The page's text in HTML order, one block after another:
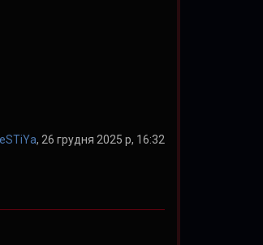
, 26 грудня 2025 р, 16:32